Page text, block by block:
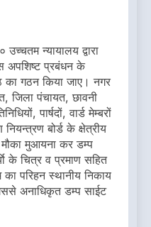
उच्चतम न्यायालय द्वारा
अपशिष्ट प्रबंधन के
का गठन किया जाए। नगर
जिला पंचायत, छावनी
पार्षदों, वार्ड मेम्बरों
बोर्ड के क्षेत्रीय
मुआयना कर डम्प
के चित्र व प्रमाण सहित
परिहन स्थानीय निकाय
अनाधिकृत डम्प साईट